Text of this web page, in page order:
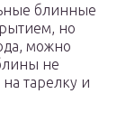
блинные
но
можно
не
тарелку и